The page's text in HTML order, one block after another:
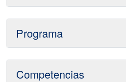
Programa
Competencias